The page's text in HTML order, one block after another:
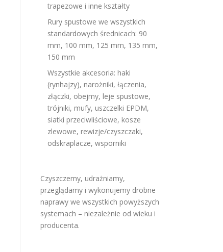
trapezowe i inne kształty
Rury spustowe we wszystkich
standardowych średnicach: 90
mm, 100 mm, 125 mm, 135 mm,
150 mm
Wszystkie akcesoria: haki
(rynhajzy), narożniki, łączenia,
złączki, obejmy, leje spustowe,
trójniki, mufy, uszczelki EPDM,
siatki przeciwliściowe, kosze
zlewowe, rewizje/czyszczaki,
odskraplacze, wsporniki
Czyszczemy, udrażniamy,
przeglądamy i wykonujemy drobne
naprawy we wszystkich powyższych
systemach – niezależnie od wieku i
producenta.